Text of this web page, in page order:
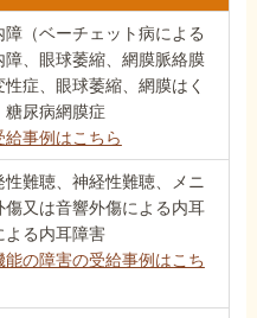
（ベーチェット病による
障、眼球萎縮、網膜脈絡膜
症、眼球萎縮、網膜はく
糖尿病網膜症
給事例はこちら
難聴、神経性難聴、メニ
傷又は音響外傷による内耳
よる内耳障害
能の障害の受給事例はこち